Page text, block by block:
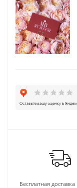
Бесплатная доставка